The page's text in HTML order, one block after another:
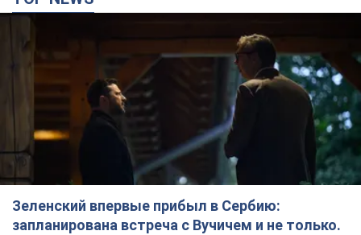
Зеленский впервые прибыл в Сербию:
запланирована встреча с Вучичем и не только.